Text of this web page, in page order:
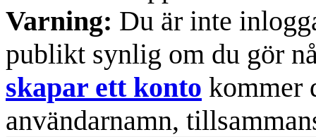
Varning: Du är inte
publikt synlig om du gör
skapar ett konto kommer
användarnamn,